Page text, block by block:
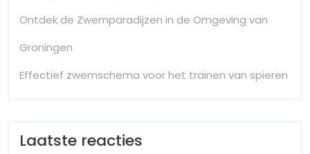
Ontdek de Zwemparadijzen in de Omgeving van
Groningen
Effectief zwemschema voor het trainen van spieren
Laatste reacties